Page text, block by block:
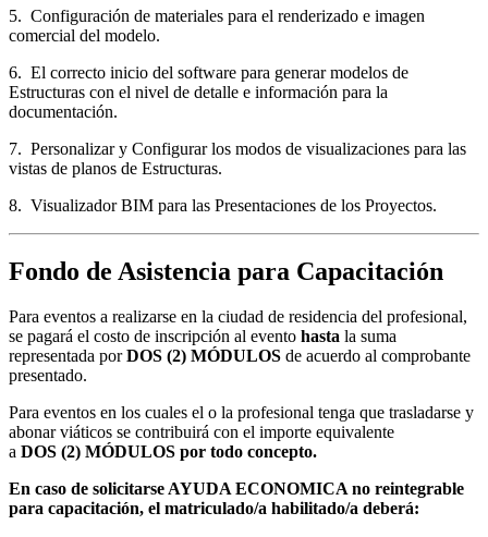
5. Configuración de materiales para el renderizado e imagen
comercial del modelo.
6. El correcto inicio del software para generar modelos de
Estructuras con el nivel de detalle e información para la
documentación.
7. Personalizar y Configurar los modos de visualizaciones para las
vistas de planos de Estructuras.
8. Visualizador BIM para las Presentaciones de los Proyectos.
Fondo de Asistencia para Capacitación
Para eventos a realizarse en la ciudad de residencia del profesional,
se pagará el costo de inscripción al evento hasta la suma
representada porDOS (2) MÓDULOS de acuerdo al comprobante
presentado.
Para eventos en los cuales el o la profesional tenga que trasladarse y
abonar viáticos se contribuirá con el importe equivalente
a DOS (2) MÓDULOS por todo concepto.
En caso de solicitarse AYUDA ECONOMICA no reintegrable
para capacitación, el matriculado/a habilitado/a deberá: